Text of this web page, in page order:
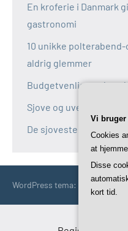
En kroferie i Danmark
gastronomi
10 unikke
aldrig glemmer
Budgetvenlige
Sjove og uventede
De sjoveste aktiviteter
WordPress tema: Occasio by
Vi
Cookies
at
Disse
kort tid.